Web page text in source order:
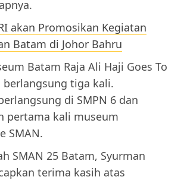
akan Promosikan Kegiatan
Batam di Johor Bahru
Batam Raja Ali Haji Goes To
berlangsung tiga kali.
di SMPN 6 dan
pertama kali museum
SMAN.
SMAN 25 Batam, Syurman
terima kasih atas